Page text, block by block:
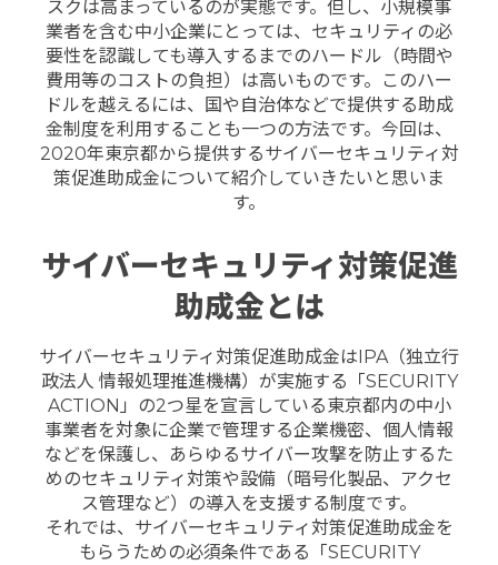
スクは高まっているのが実態です。但し、小規模事
業者を含む中小企業にとっては、セキュリティの必
要性を認識しても導入するまでのハードル（時間や
費用等のコストの負担）は高いものです。このハー
ドルを越えるには、国や自治体などで提供する助成
金制度を利用することも一つの方法です。今回は、
2020年東京都から提供するサイバーセキュリティ対
策促進助成金について紹介していきたいと思いま
す。
サイバーセキュリティ対策促進
助成金とは
サイバーセキュリティ対策促進助成金はIPA（独立行
政法人 情報処理推進機構）が実施する「SECURITY
ACTION」の2つ星を宣言している東京都内の中小
事業者を対象に企業で管理する企業機密、個人情報
などを保護し、あらゆるサイバー攻撃を防止するた
めのセキュリティ対策や設備（暗号化製品、アクセ
ス管理など）の導入を支援する制度です。
それでは、サイバーセキュリティ対策促進助成金を
もらうための必須条件である「SECURITY